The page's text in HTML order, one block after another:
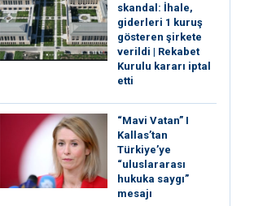
skandal: İhale,
giderleri 1 kuruş
gösteren şirkete
verildi | Rekabet
Kurulu kararı iptal
etti
“Mavi Vatan” I
Kallas’tan
Türkiye’ye
“uluslararası
hukuka saygı”
mesajı